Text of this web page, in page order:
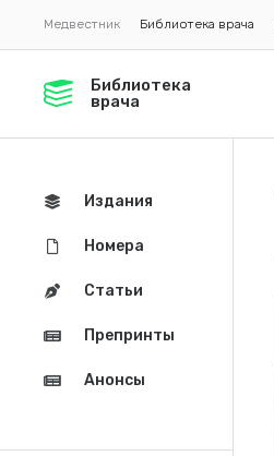
Медвестник Библиотека врача
Библиотека
врача
Издания
Номера
Статьи
Препринты
Анонсы